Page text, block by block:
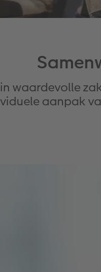
in waardevolle
aanpak